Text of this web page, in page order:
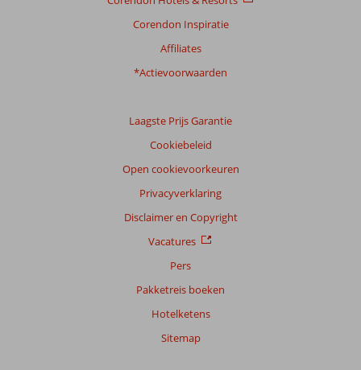
Corendon Inspiratie
Affiliates
*Actievoorwaarden
Laagste Prijs Garantie
Cookiebeleid
Open cookievoorkeuren
Privacyverklaring
Disclaimer en Copyright
Vacatures
Pers
Pakketreis boeken
Hotelketens
Sitemap